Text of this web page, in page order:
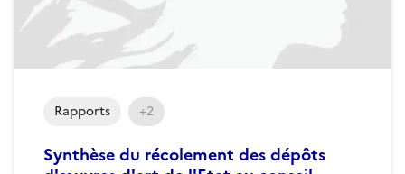
Synthèse du récolement des dépôts
Rapports +2